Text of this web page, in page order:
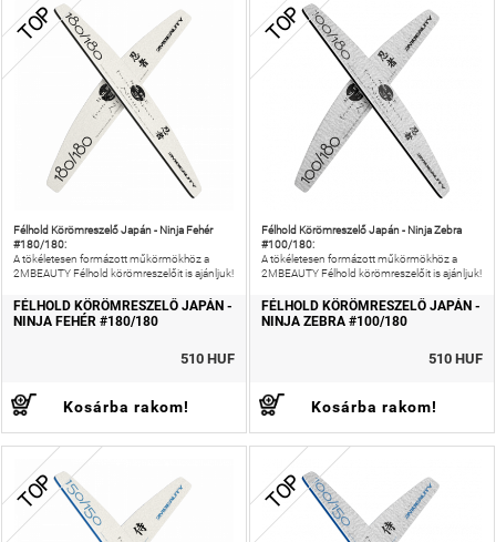
TOP
Félhold Körömreszelő Japán - Ninja Fehér
#180/180:
A tökéletesen formázott műkörmökhöz a
2MBEAUTY Félhold körömreszelőit is ajánljuk!
FÉLHOLD KÖRÖMRESZELŐ JAPÁN -
NINJA FEHÉR #180/180
510 HUF
Kosárba rakom!
TOP
Félhold Körömreszelő Japán - Ninja Zebra
#100/180:
A tökéletesen formázott műkörmökhöz a
2MBEAUTY Félhold körömreszelőit is ajánljuk!
FÉLHOLD KÖRÖMRESZELŐ JAPÁN -
NINJA ZEBRA #100/180
510 HUF
Kosárba rakom!
TOP TOP